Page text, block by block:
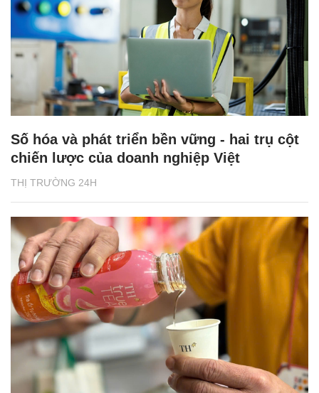
THỊ TRƯỜNG 24H
Số hóa và phát triển bền vững - hai trụ cột
chiến lược của doanh nghiệp Việt